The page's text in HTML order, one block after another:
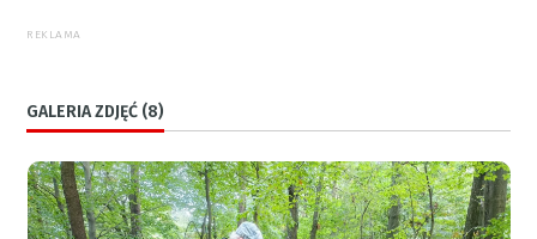
REKLAMA
GALERIA ZDJĘĆ (8)